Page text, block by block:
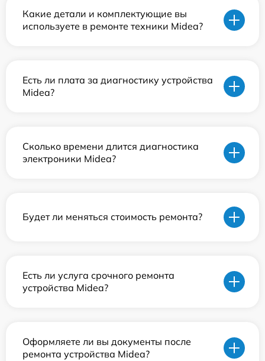
Какие детали и комплектующие вы
используете в ремонте техники Midea?
Есть ли плата за диагностику устройства
Midea?
Сколько времени длится диагностика
электроники Midea?
Будет ли меняться стоимость ремонта?
Есть ли услуга срочного ремонта
устройства Midea?
Оформляете ли вы документы после
ремонта устройства Midea?